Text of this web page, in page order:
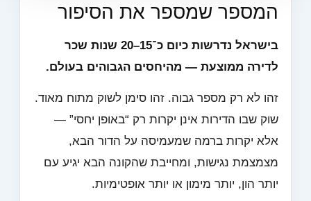
המספר שמספר את הסיפור
בישראל נדרשות כיום כ־15–20 שנות שכר
לדירה ממוצעת — מהיחסים הגבוהים בעולם.
זהו לא רק מספר גבוה. זהו סימן לשוק מתוח מאוד.
שוק שבו הדירות אינן יקרות רק “באופן יחסי” —
אלא יקרות ברמה שמעמיסה על הדור הבא,
מצמצמת נגישות, ומחייבת שהקונה הבא יגיע עם
יותר הון, יותר מימון או יותר אופטימיות.